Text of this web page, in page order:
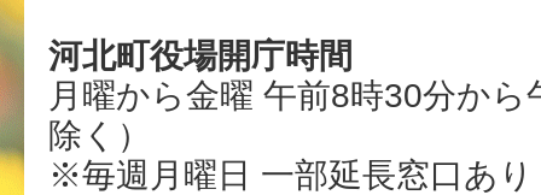
河北町役場開庁時間
月曜から金曜 午前8時30分か
除く）
※毎週月曜日 一部延長窓口あり